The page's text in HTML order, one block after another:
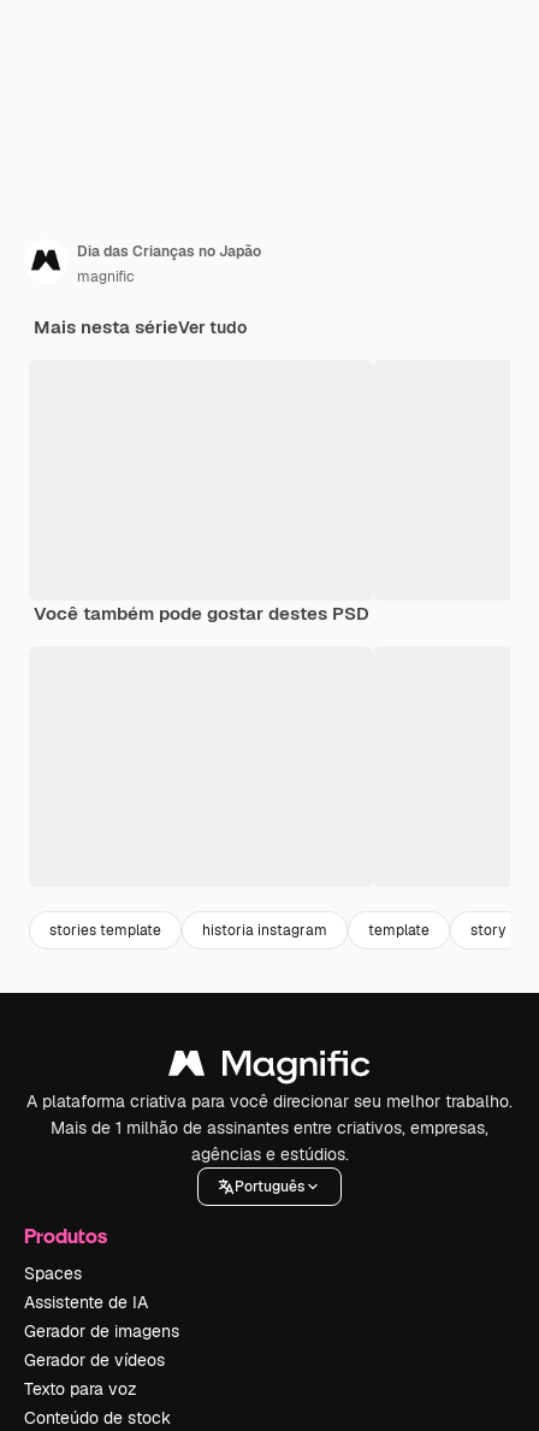
Dia das Crianças no Japão
magnific
Mais nesta sérieVer tudo
Você também pode gostar destes PSD
stories template historia instagram template story
A plataforma criativa para você direcionar seu melhor trabalho.
Mais de 1 milhão de assinantes entre criativos, empresas,
agências e estúdios.
Português
Produtos
Spaces
Assistente de IA
Gerador de imagens
Gerador de vídeos
Texto para voz
Conteúdo de stock